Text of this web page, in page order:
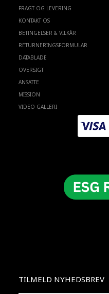
FRAGT OG LEVERING
KONTAKT OS
BETINGELSER & VILKÅR
RETURNERINGSFORMULAR
DATABLADE
OVERSIGT
ANSATTE
MISSION
VIDEO GALLERI
TILMELD NYHEDSBREV